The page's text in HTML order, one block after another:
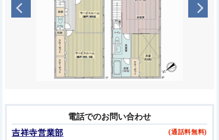
電話でのお問い合わせ
吉祥寺営業部
(通話料無料)